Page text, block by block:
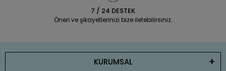
7 / 24 DESTEK
Öneri ve şikayetlerinizi bize iletebilirsiniz.
KURUMSAL